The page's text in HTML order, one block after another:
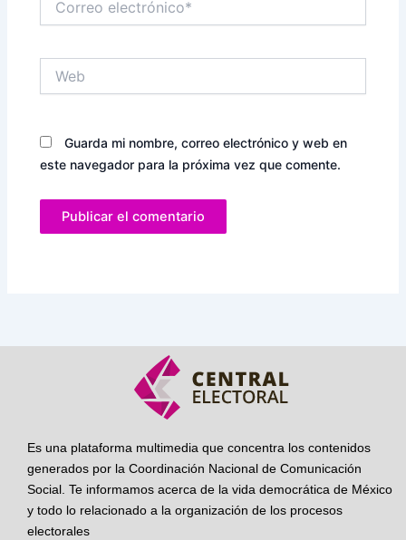
electrónico*
Guarda mi nombre, correo electrónico y web en
este navegador para la próxima vez que comente.
Es una plataforma multimedia que concentra los contenidos
generados por la Coordinación Nacional de Comunicación
Social. Te informamos acerca de la vida democrática de México
y todo lo relacionado a la organización de los procesos
electorales